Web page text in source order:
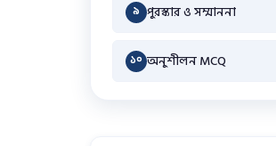
৯ পুরস্কার ও সম্মাননা
১০ অনুশীলন MCQ